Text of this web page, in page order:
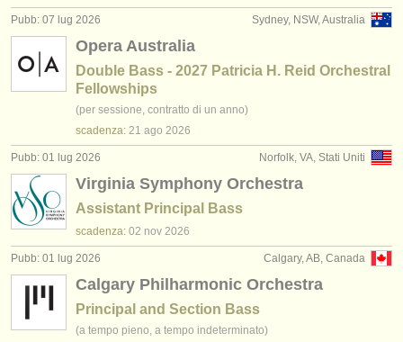
Sydney, NSW, Australia
Pubb: 07 lug 2026
Opera Australia
Double Bass - 2027 Patricia H. Reid Orchestral
Fellowships
(per sessione, contratto di un anno)
scadenza: 21 ago 2026
Norfolk, VA, Stati Uniti
Pubb: 01 lug 2026
Virginia Symphony Orchestra
Assistant Principal Bass
scadenza: 02 nov 2026
Calgary, AB, Canada
Pubb: 01 lug 2026
Calgary Philharmonic Orchestra
Principal and Section Bass
(a tempo pieno, a tempo indeterminato)